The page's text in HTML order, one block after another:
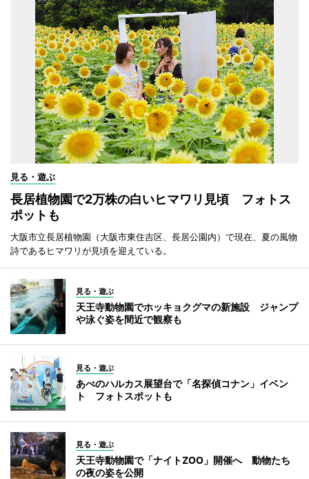
見る・遊ぶ
長居植物園で2万株の白いヒマワリ見頃 フォトス
ポットも
大阪市立長居植物園（大阪市東住吉区、長居公園内）で現在、夏の風物
詩であるヒマワリが見頃を迎えている。
見る・遊ぶ
天王寺動物園でホッキョクグマの新施設 ジャンプ
や泳ぐ姿を間近で観察も
見る・遊ぶ
あべのハルカス展望台で「名探偵コナン」イベン
ト フォトスポットも
見る・遊ぶ
天王寺動物園で「ナイトZOO」開催へ 動物たち
の夜の姿を公開